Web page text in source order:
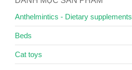
Anthelmintics - Dietary supplements
Beds
Cat toys